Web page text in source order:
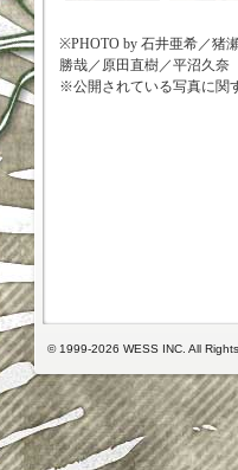
※PHOTO by 石井亜希／猪
勝哉／原田直樹／平沼久奈
※公開されている写真に関
© 1999-2026 WESS INC. All